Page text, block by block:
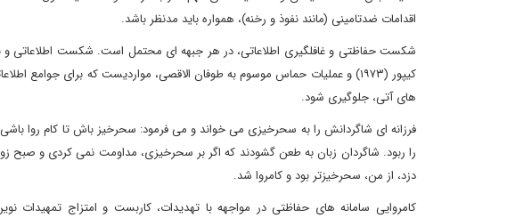
اقدامات ضدتامینی (مانند نفوذ و رخنه)، همواره باید مدنظر باشد.
کیپور (۱۹۷۳) و عملیات حماس موسوم به طوفان الاقصی، مواردیست که برای
های آتی‌، جلوگیری شود.
فرزانه ای شاگردانش را به سحرخیزی می خواند و می فرمود: سحرخیز باش تا کام روا
را ربود. شاگردان زبان به طعن گشودند که اگر بر سحرخیزی، مداومت نمی کردی و صبح
دزد، از من، سحرخیزتر بود و کامروا شد.
کامروایی سامانه های حفاظتی در مواجهه با تهدیدات، کاربست و امتزاج